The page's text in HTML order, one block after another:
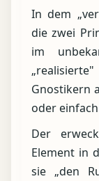
In dem
die zwei
im
Gnostikern
oder
Der
Element in
sie „den